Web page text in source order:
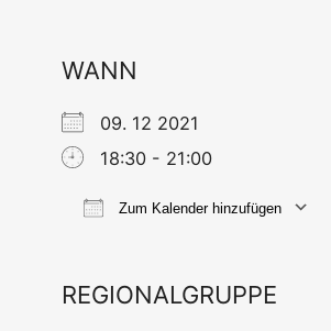
WANN
09. 12 2021
18:30 - 21:00
Zum Kalender hinzufügen
REGIONALGRUPPE